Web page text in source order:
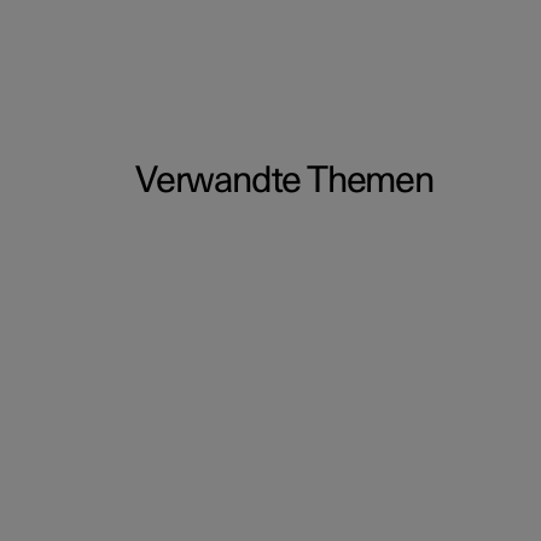
Verwandte Themen